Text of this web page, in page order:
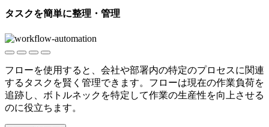
タスクを簡単に整理・管理
フローを使用すると、会社や部署内の特定のプロセスに関連
するタスクを賢く管理できます。フローは現在の作業負荷を
追跡し、ボトルネックを特定して作業の生産性を向上させる
のに役立ちます。